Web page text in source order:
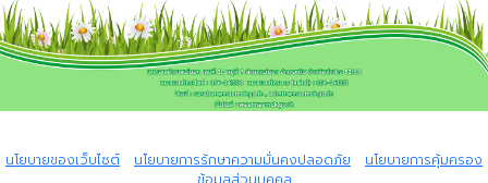
นโยบายของเว็บไซต์
นโยบายการรักษาความมั่นคงปลอดภัย
นโยบายการคุ้มครอง